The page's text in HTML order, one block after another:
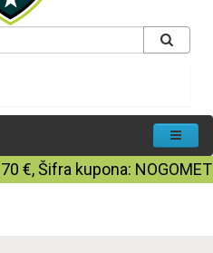
70 €, Šifra kupona: NOGOMET